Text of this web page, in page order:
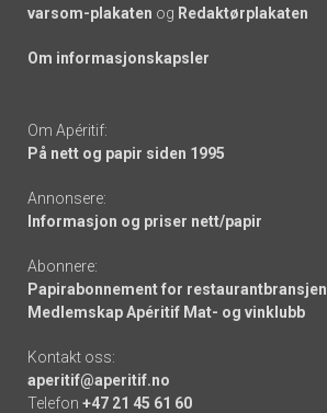
varsom-plakaten og Redaktørplakaten
Om informasjonskapsler
Om Apéritif:
På nett og papir siden 1995
Annonsere:
Informasjon og priser nett/papir
Abonnere:
Papirabonnement for restaurantbransjen
Medlemskap Apéritif Mat- og vinklubb
Kontakt oss:
aperitif@aperitif.no
Telefon +47 21 45 61 60